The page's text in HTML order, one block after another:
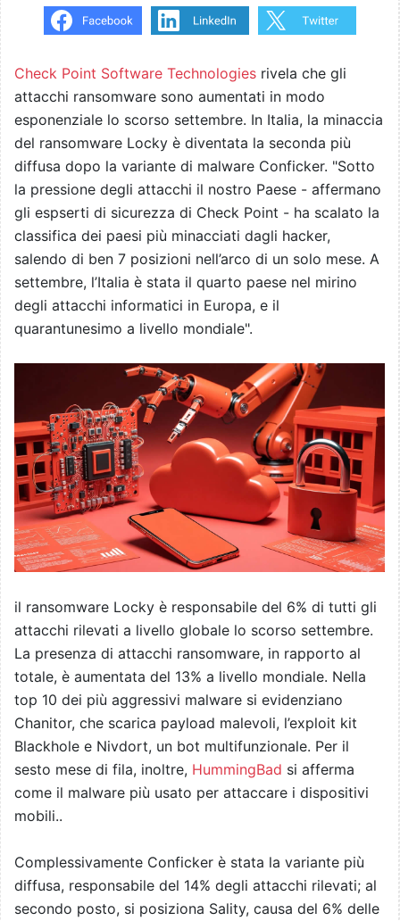
Check Point Software Technologies rivela che gli
attacchi ransomware sono aumentati in modo
esponenziale lo scorso settembre. In Italia, la minaccia
del ransomware Locky è diventata la seconda più
diffusa dopo la variante di malware Conficker. "Sotto
la pressione degli attacchi il nostro Paese - affermano
gli espserti di sicurezza di Check Point - ha scalato la
classifica dei paesi più minacciati dagli hacker,
salendo di ben 7 posizioni nell’arco di un solo mese. A
settembre, l’Italia è stata il quarto paese nel mirino
degli attacchi informatici in Europa, e il
quarantunesimo a livello mondiale".
il ransomware Locky è responsabile del 6% di tutti gli
attacchi rilevati a livello globale lo scorso settembre.
La presenza di attacchi ransomware, in rapporto al
totale, è aumentata del 13% a livello mondiale. Nella
top 10 dei più aggressivi malware si evidenziano
Chanitor, che scarica payload malevoli, l’exploit kit
Blackhole e Nivdort, un bot multifunzionale. Per il
sesto mese di fila, inoltre, HummingBad si afferma
come il malware più usato per attaccare i dispositivi
mobili..
Complessivamente Conficker è stata la variante più
diffusa, responsabile del 14% degli attacchi rilevati; al
secondo posto, si posiziona Sality, causa del 6% delle